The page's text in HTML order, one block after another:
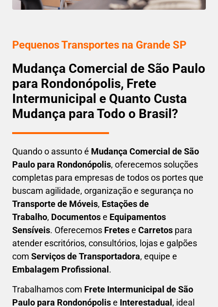
Pequenos Transportes na Grande SP
Mudança Comercial de São Paulo
para Rondonópolis, Frete
Intermunicipal e Quanto Custa
Mudança para Todo o Brasil?
Quando o assunto é Mudança Comercial de São
Paulo para Rondonópolis, oferecemos soluções
completas para empresas de todos os portes que
buscam agilidade, organização e segurança no
Transporte de Móveis, Estações de
Trabalho, Documentose Equipamentos
Sensíveis. Oferecemos Fretese Carretos para
atender escritórios, consultórios, lojas e galpões
com Serviços de Transportadora, equipe e
Embalagem Profissional.
Trabalhamos com Frete Intermunicipal de São
Paulo para Rondonópolise Interestadual , ideal